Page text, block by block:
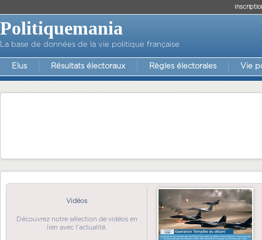
Politiquemania
La base de données de la vie politique française
Elus Résultats électoraux Règles électorales Vie
Vidéos
Découvrez notre sélection de vidéos en
lien avec l'actualité.